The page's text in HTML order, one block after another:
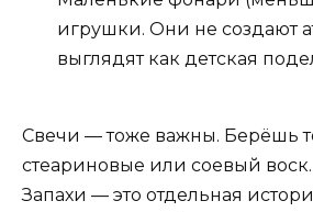
игрушки. Они не создают
выглядят как детская
Свечи — тоже важны. Берёшь
стеариновые или соевый воск.
Запахи — это отдельная